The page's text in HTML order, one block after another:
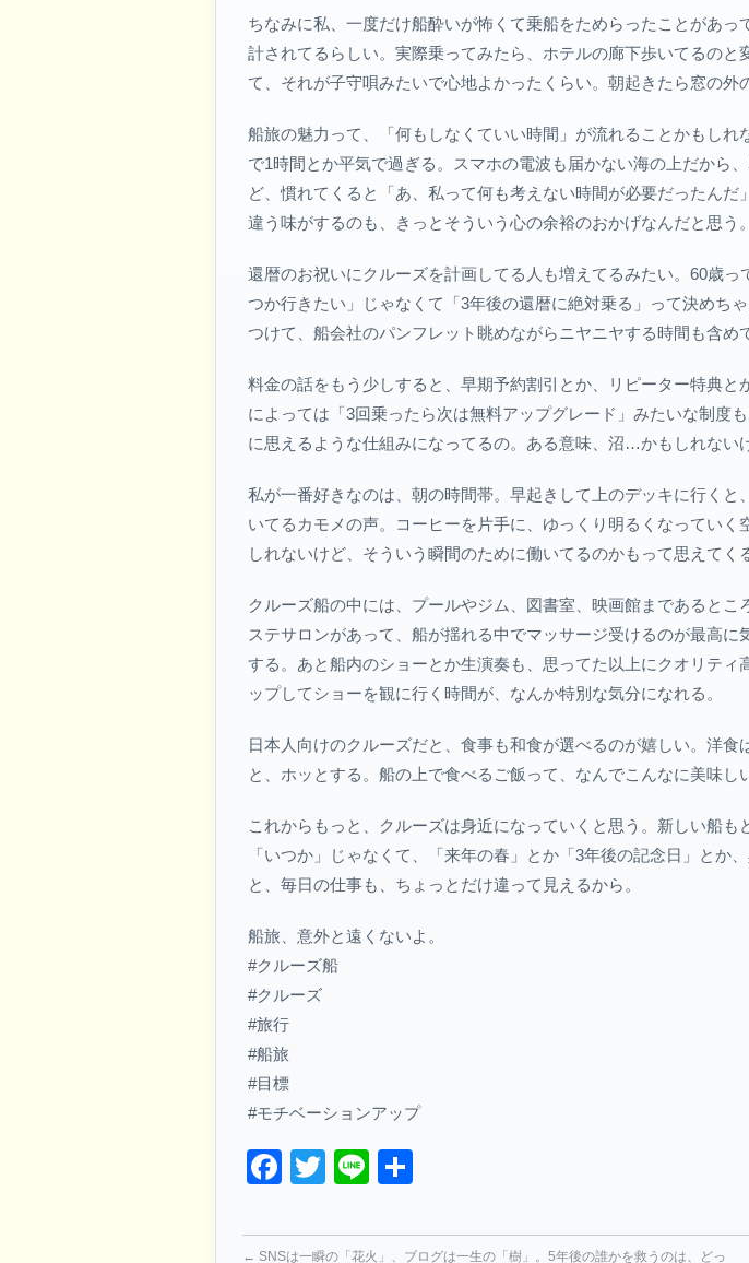
ちなみに私、一度だけ船酔いが怖くて乗船をためらったことがあ
計されてるらしい。実際乗ってみたら、ホテルの廊下歩いてるの
て、それが子守唄みたいで心地よかったくらい。朝起きたら窓の外
船旅の魅力って、「何もしなくていい時間」が流れることかもし
で1時間とか平気で過ぎる。スマホの電波も届かない海の上だから
ど、慣れてくると「あ、私って何も考えない時間が必要だったん
違う味がするのも、きっとそういう心の余裕のおかげなんだと思う。
還暦のお祝いにクルーズを計画してる人も増えてるみたい。60歳
つか行きたい」じゃなくて「3年後の還暦に絶対乗る」って決めち
つけて、船会社のパンフレット眺めながらニヤニヤする時間も含め
料金の話をもう少しすると、早期予約割引とか、リピーター特典
によっては「3回乗ったら次は無料アップグレード」みたいな制度
に思えるような仕組みになってるの。ある意味、沼…かもしれない
私が一番好きなのは、朝の時間帯。早起きして上のデッキに行く
いてるカモメの声。コーヒーを片手に、ゆっくり明るくなってい
しれないけど、そういう瞬間のために働いてるのかもって思えてく
クルーズ船の中には、プールやジム、図書室、映画館まであると
ステサロンがあって、船が揺れる中でマッサージ受けるのが最高
する。あと船内のショーとか生演奏も、思ってた以上にクオリテ
ップしてショーを観に行く時間が、なんか特別な気分になれる。
日本人向けのクルーズだと、食事も和食が選べるのが嬉しい。洋
と、ホッとする。船の上で食べるご飯って、なんでこんなに美味し
これからもっと、クルーズは身近になっていくと思う。新しい船
「いつか」じゃなくて、「来年の春」とか「3年後の記念日」と
と、毎日の仕事も、ちょっとだけ違って見えるから。
船旅、意外と遠くないよ。
#クルーズ船
#クルーズ
#旅行
#船旅
#目標
#モチベーションアップ
Facebook
Twitter
Line
← SNSは一瞬の「花火」、ブログは一生の「樹」。5年後の誰かを救うのは、どっ